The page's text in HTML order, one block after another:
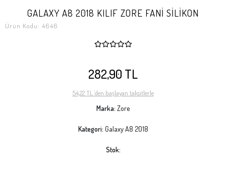
GALAXY A8 2018 KILIF ZORE FANİ SİLİKON
Ürün Kodu: 4646
282,90 TL
54,22 TL 'den başlayan taksitlerle
Marka: Zore
Kategori: Galaxy A8 2018
Stok: